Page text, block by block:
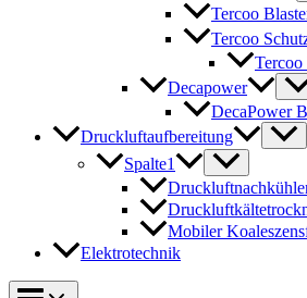
Tercoo
Tercoo
Tercoo
Decapower
DecaPower
Druckluftaufbereitung
Spalte1
Mobiler
Elektrotechnik